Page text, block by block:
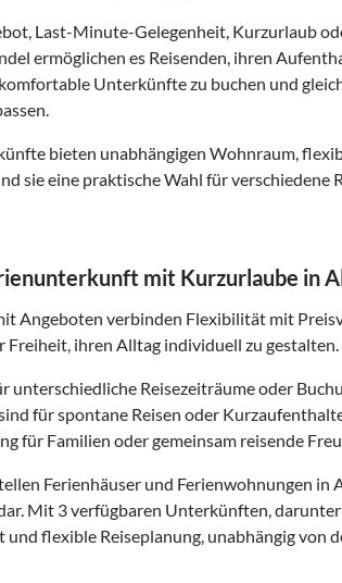
Last-Minute-Gelegenheit, Kurzurlaub
ermöglichen es Reisenden, ihren
Unterkünfte zu buchen und
bieten unabhängigen Wohnraum,
sie eine praktische Wahl für
mit Kurzurlaube in
Angeboten verbinden Flexibilität mit
Freiheit, ihren Alltag individuell zu gestalten.
unterschiedliche Reisezeiträume oder
für spontane Reisen oder
für Familien oder gemeinsam reisende
Ferienhäuser und Ferienwohnungen
Mit 3 verfügbaren Unterkünften,
flexible Reiseplanung, unabhängig von